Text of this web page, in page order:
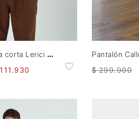
XXL
AL CARRITO
Camiseta manga corta Lerici para hombre semi fitted
111 .930 $ 299.900